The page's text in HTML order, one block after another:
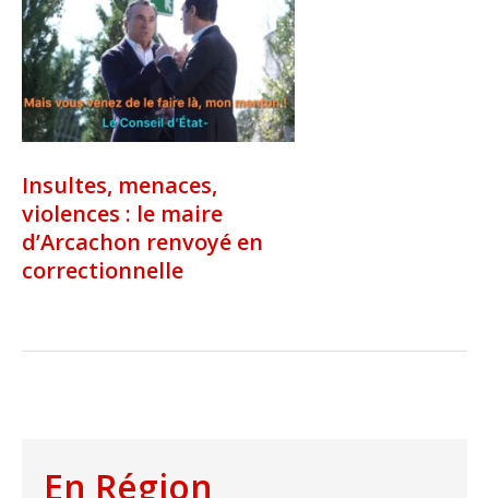
Insultes, menaces,
violences : le maire
d’Arcachon renvoyé en
correctionnelle
En Région